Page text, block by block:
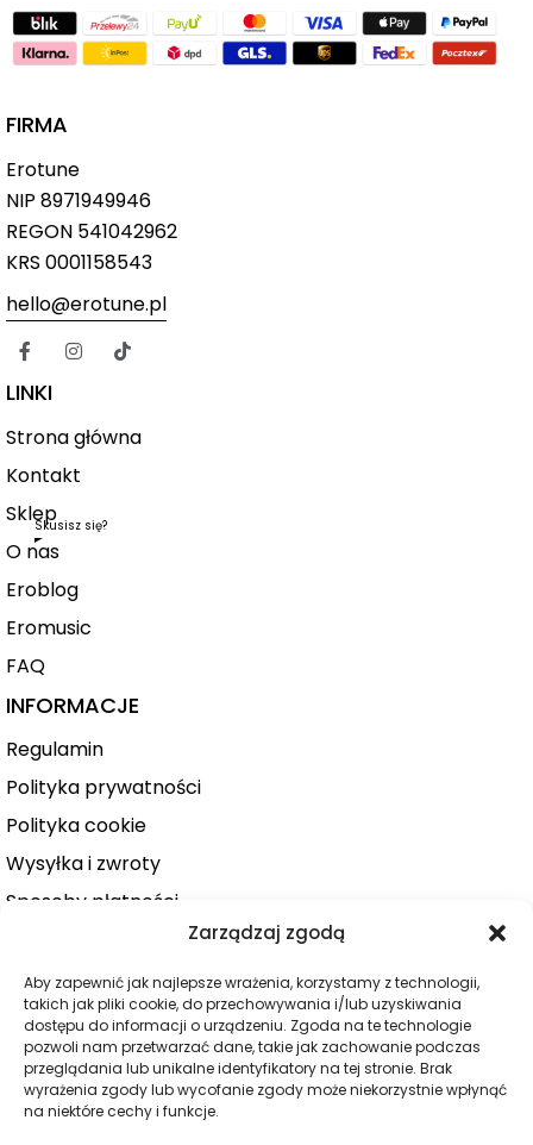
Zarządzaj zgodą
Aby zapewnić jak najlepsze wrażenia, korzystamy z technologii,
takich jak pliki cookie, do przechowywania i/lub uzyskiwania
dostępu do informacji o urządzeniu. Zgoda na te technologie
pozwoli nam przetwarzać dane, takie jak zachowanie podczas
przeglądania lub unikalne identyfikatory na tej stronie. Brak
wyrażenia zgody lub wycofanie zgody może niekorzystnie wpłynąć
na niektóre cechy i funkcje.
FIRMA
Erotune
NIP 8971949946
REGON 541042962
KRS 0001158543
hello@erotune.pl
LINKI
Strona główna
Kontakt
Sklep
O nas
Skusisz się?
Eroblog
Eromusic
FAQ
INFORMACJE
Regulamin
Polityka prywatności
Polityka cookie
Wysyłka i zwroty
Sposoby płatności
Zamówienie
KATEGORIE
Dla niej
Dla niego